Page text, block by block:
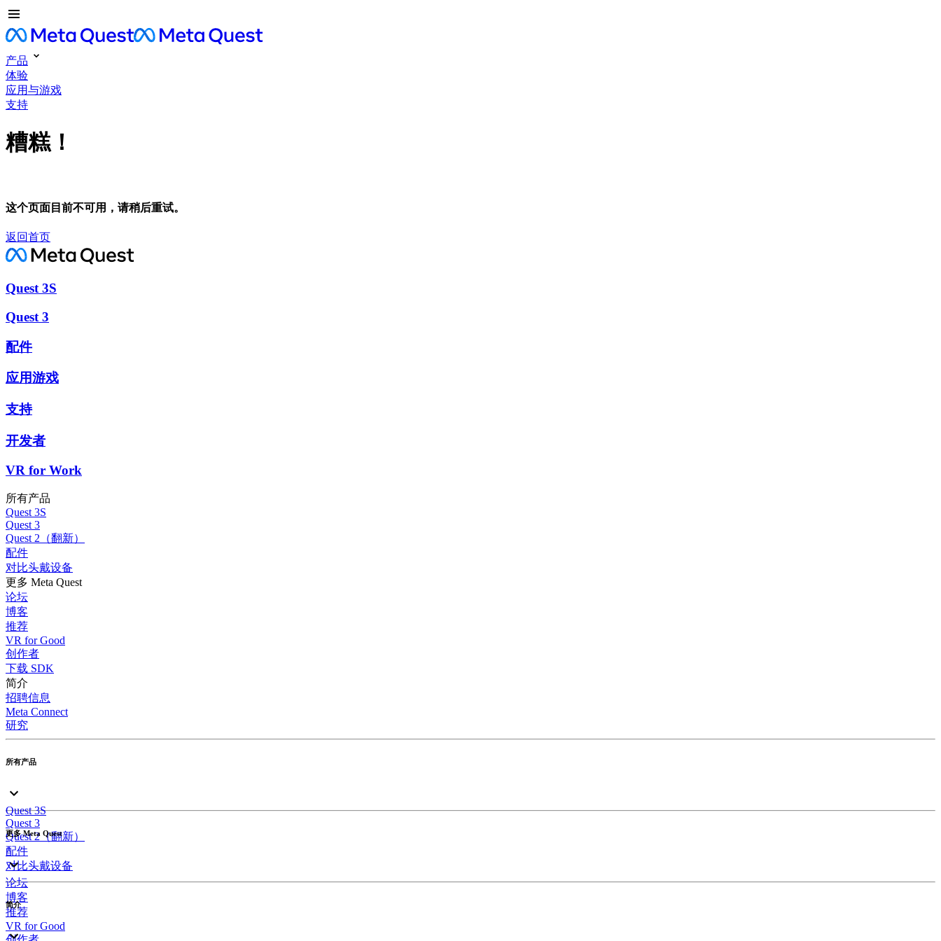
产品
体验
应用与游戏
支持
糟糕！
这个页面目前不可用，请稍后重试。
返回首页
Quest 3S
Quest 3
配件
应用游戏
支持
开发者
VR for Work
所有产品
Quest 3S
Quest 3
Quest 2（翻新）
配件
对比头戴设备
更多 Meta Quest
论坛
博客
推荐
VR for Good
创作者
下载 SDK
简介
招聘信息
Meta Connect
研究
所有产品
Quest 3S
Quest 3
Quest 2（翻新）
配件
对比头戴设备
更多 Meta Quest
论坛
博客
推荐
VR for Good
简介